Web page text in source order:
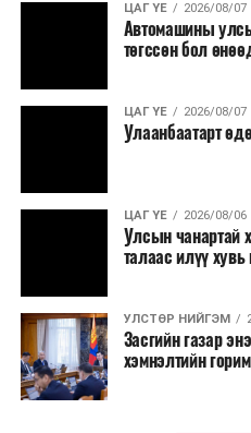
ЦАГ ҮЕ 2026/08/07
Автомашины
төгссөн бол
ЦАГ ҮЕ 2026/08/07
Улаанбаатарт
ЦАГ ҮЕ 2026/08/06
Улсын чанартай
талаас илүү
УЛСТӨР НИЙГЭМ
Засгийн газар
хэмнэлтийн